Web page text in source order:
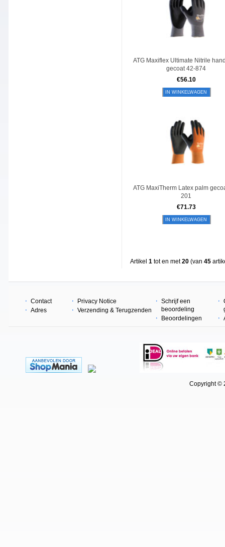
ATG Maxiflex Ultimate Nitrile
gecoat 42-874
€56.10
IN WINKELWAGEN
ATG MaxiTherm Latex palm
201
€71.73
IN WINKELWAGEN
Artikel 1 tot en met20 (van 45
Contact
Adres
Privacy Notice
Verzending & Terugzenden
Schrijf een
beoordeling
Beoordelingen
Copyright ©